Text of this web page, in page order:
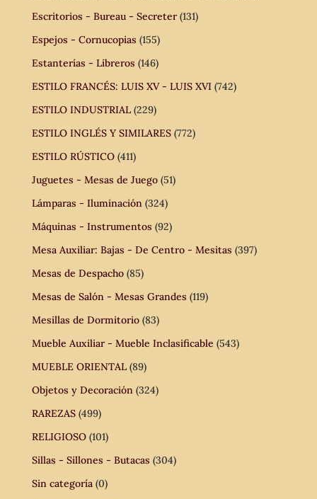
Escritorios - Bureau - Secreter (131)
Espejos - Cornucopias (155)
Estanterías - Libreros (146)
ESTILO FRANCÉS: LUIS XV - LUIS XVI (742)
ESTILO INDUSTRIAL (229)
ESTILO INGLÉS Y SIMILARES (772)
ESTILO RÚSTICO (411)
Juguetes - Mesas de Juego (51)
Lámparas - Iluminación (324)
Máquinas - Instrumentos (92)
Mesa Auxiliar: Bajas - De Centro - Mesitas (397)
Mesas de Despacho (85)
Mesas de Salón - Mesas Grandes (119)
Mesillas de Dormitorio (83)
Mueble Auxiliar - Mueble Inclasificable (543)
MUEBLE ORIENTAL (89)
Objetos y Decoración (324)
RAREZAS (499)
RELIGIOSO (101)
Sillas - Sillones - Butacas (304)
Sin categoría (0)